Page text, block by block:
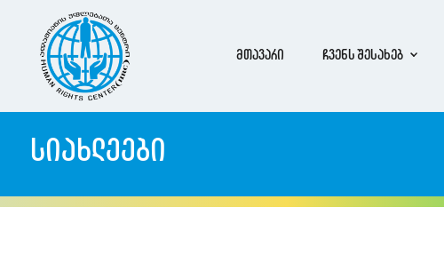
მთავარი ჩვენს შესახებ
სიახლეები